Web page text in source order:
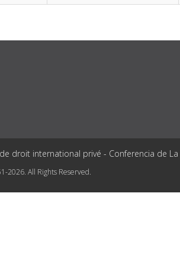
droit international privé - Conferencia de
2026. All Rights Reserved.